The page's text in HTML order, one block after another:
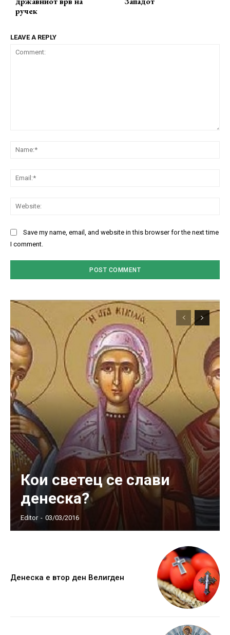
ручек
LEAVE A REPLY
Save my name, email, and website in this browser for the next time
I comment.
Кои светец се слави
денеска?
Editor - 03/03/2016
Денеска е втор ден Велигден